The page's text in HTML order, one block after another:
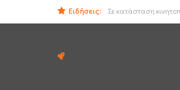
Ειδήσεις:
Σε κατάσταση
Ομάν: «Θετικές» οι